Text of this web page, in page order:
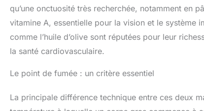
qu’une onctuosité très recherchée, notamment en
vitamine A, essentielle pour la vision et le système
comme l’huile d’olive sont réputées pour leur
la santé cardiovasculaire.
Le point de fumée : un critère essentiel
La principale différence technique entre ces deux